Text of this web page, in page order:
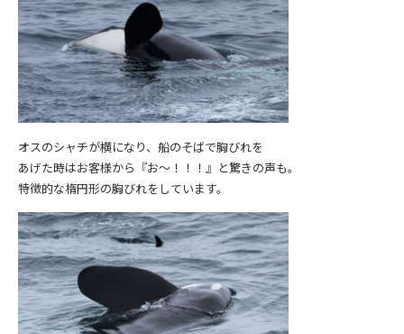
オスのシャチが横になり、船のそばで胸びれを
あげた時はお客様から『お～！！！』と驚きの声も。
特徴的な楕円形の胸びれをしています。